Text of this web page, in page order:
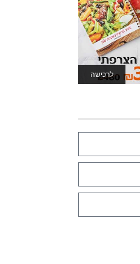
לרכישה
לאתר המשחקים